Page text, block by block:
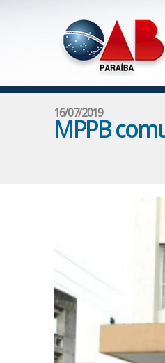
16/07/2019
MPPB